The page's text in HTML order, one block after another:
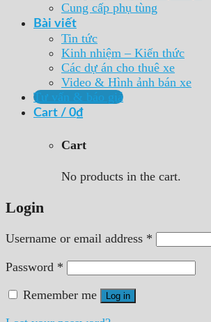
Cung cấp phụ tùng
Bài viết
Tin tức
Kinh nhiệm – Kiến thức
Các dự án cho thuê xe
Video & Hình ảnh bán xe
Tư vấn & báo giá
Cart / 0₫
Cart
No products in the cart.
Login
Username or email address *
Password *
Remember me Log in